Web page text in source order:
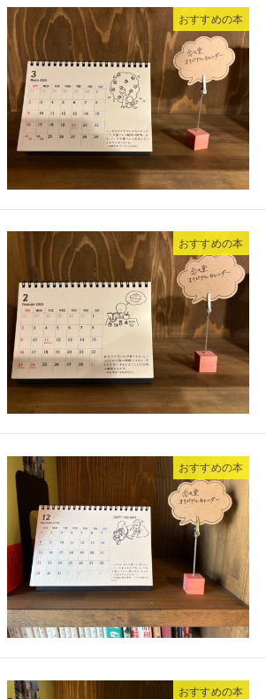
おすすめの本
おすすめの本
おすすめの本
おすすめの本